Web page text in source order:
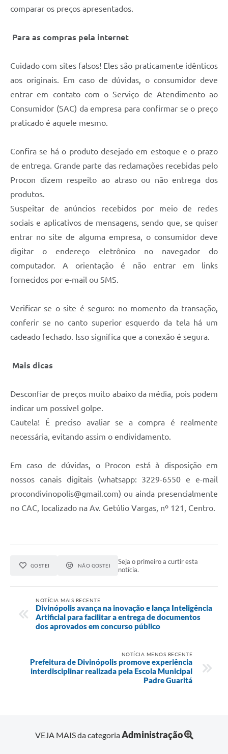
comparar os preços apresentados.
Para as compras pela internet
Cuidado com sites falsos! Eles são praticamente idênticos
aos originais. Em caso de dúvidas, o consumidor deve
entrar em contato com o Serviço de Atendimento ao
Consumidor (SAC) da empresa para confirmar se o preço
praticado é aquele mesmo.
Confira se há o produto desejado em estoque e o prazo
de entrega. Grande parte das reclamações recebidas pelo
Procon dizem respeito ao atraso ou não entrega dos
produtos.
Suspeitar de anúncios recebidos por meio de redes
sociais e aplicativos de mensagens, sendo que, se quiser
entrar no site de alguma empresa, o consumidor deve
digitar o endereço eletrônico no navegador do
computador. A orientação é não entrar em links
fornecidos por e-mail ou SMS.
Verificar se o site é seguro: no momento da transação,
conferir se no canto superior esquerdo da tela há um
cadeado fechado. Isso significa que a conexão é segura.
Mais dicas
Desconfiar de preços muito abaixo da média, pois podem
indicar um possível golpe.
Cautela! É preciso avaliar se a compra é realmente
necessária, evitando assim o endividamento.
Em caso de dúvidas, o Procon está à disposição em
nossos canais digitais (whatsapp: 3229-6550 e e-mail
procondivinopolis@gmail.com) ou ainda presencialmente
no CAC, localizado na Av. Getúlio Vargas, nº 121, Centro.
GOSTEI NÃO GOSTEI
Seja o primeiro a curtir esta
notícia.
NOTÍCIA MAIS RECENTE
Divinópolis avança na inovação e lança Inteligência
Artificial para facilitar a entrega de documentos
dos aprovados em concurso público
NOTÍCIA MENOS RECENTE
Prefeitura de Divinópolis promove experiência
interdisciplinar realizada pela Escola Municipal
Padre Guaritá
VEJA MAIS da categoriaAdministração